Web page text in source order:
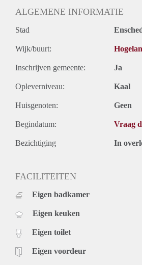
ALGEMENE INFORMATIE
Stad
Wijk/buurt:
Inschrijven gemeente: Ja
Opleverniveau: Kaal
Huisgenoten: Geen
Begindatum: Vraag
Bezichtiging In
FACILITEITEN
Eigen badkamer
Eigen keuken
Eigen toilet
Eigen voordeur